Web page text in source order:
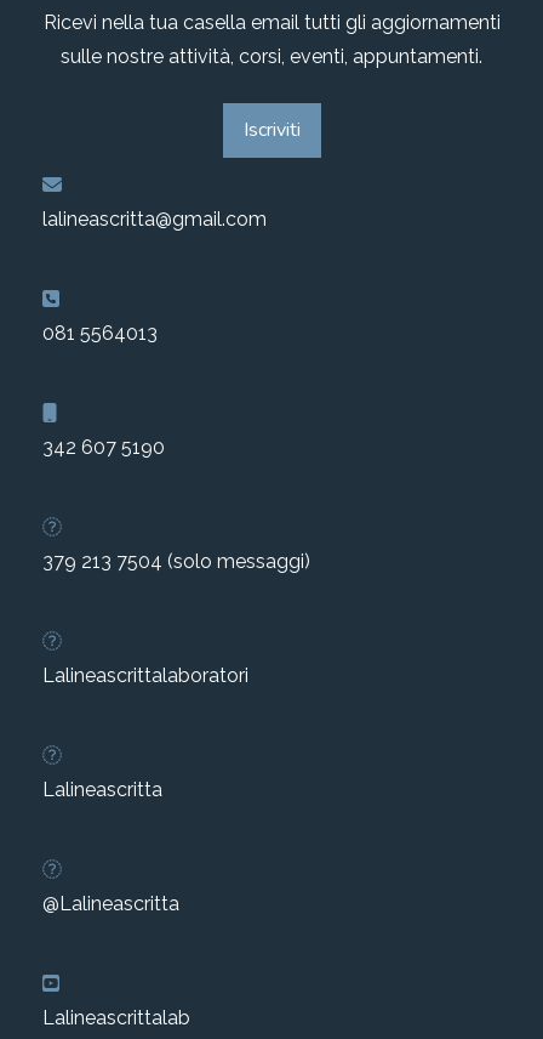
Ricevi nella tua casella email tutti gli aggiornamenti
sulle nostre attività, corsi, eventi, appuntamenti.
Iscriviti
lalineascritta@gmail.com
081 5564013
342 607 5190
379 213 7504 (solo messaggi)
Lalineascrittalaboratori
Lalineascritta
@Lalineascritta
Lalineascrittalab